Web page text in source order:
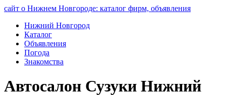
сайт о Нижнем Новгороде: каталог фирм, объявления
Нижний Новгород
Каталог
Объявления
Погода
Знакомства
Автосалон Сузуки Нижний